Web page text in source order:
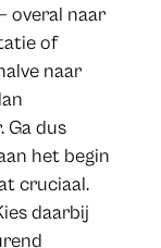
overal naar
of
naar
Ga dus
het begin
cruciaal.
daarbij